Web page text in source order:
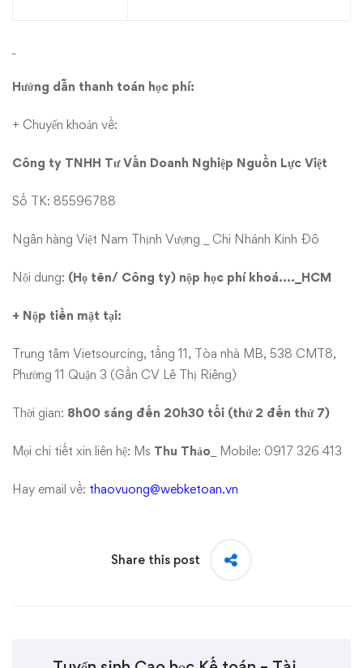
Hướng dẫn thanh toán học phí:
+ Chuyển khoản về:
Công ty TNHH Tư Vấn Doanh Nghiệp Nguồn Lực Việt
Số TK: 85596788
Ngân hàng Việt Nam Thịnh Vượng _ Chi Nhánh Kinh Đô
Nội dung: (Họ tên/ Công ty) nộp học phí khoá…._HCM
+ Nộp tiền mặt tại:
Trung tâm Vietsourcing, tầng 11, Tòa nhà MB, 538 CMT8,
Phường 11 Quận 3 (Gần CV Lê Thị Riêng)
Thời gian: 8h00 sáng đến 20h30 tối (thứ 2 đến thứ 7)
Mọi chi tiết xin liên hệ: Ms Thu Thảo _ Mobile: 0917 326 413
Hay email về: thaovuong@webketoan.vn
Share this post